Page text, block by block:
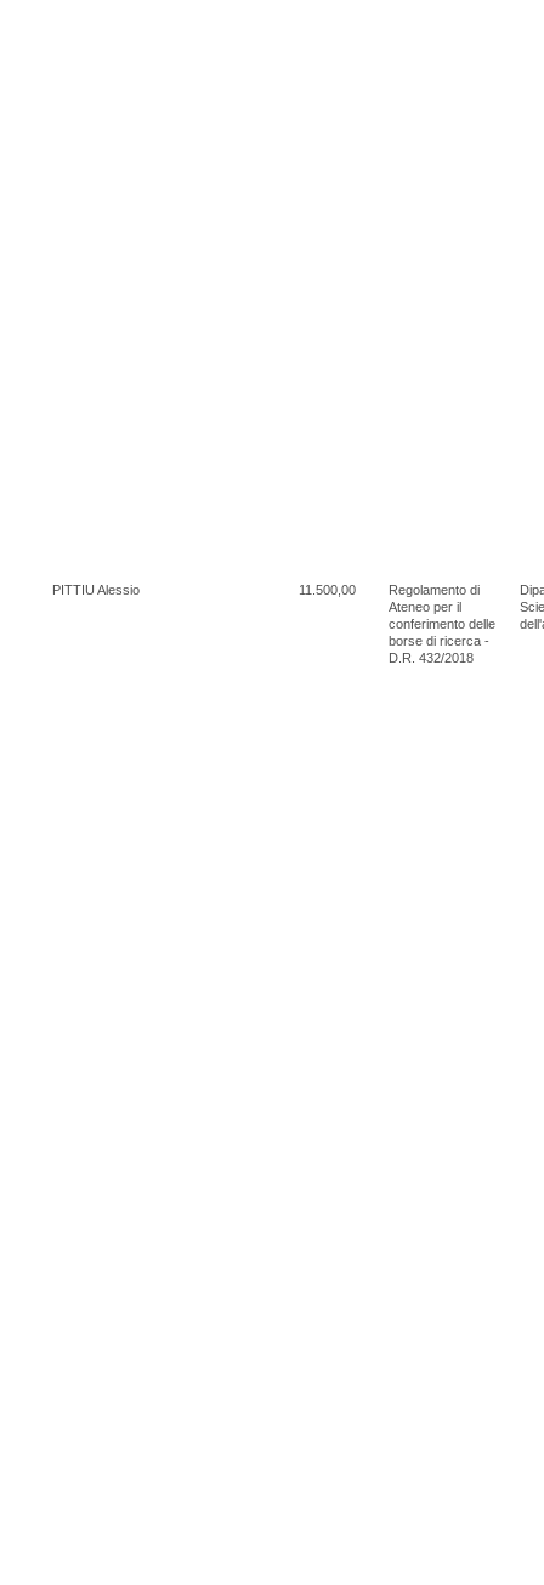
PITTIU Alessio 11.500,00
Regolamento di
Ateneo per il
conferimento delle
borse di ricerca -
D.R. 432/2018